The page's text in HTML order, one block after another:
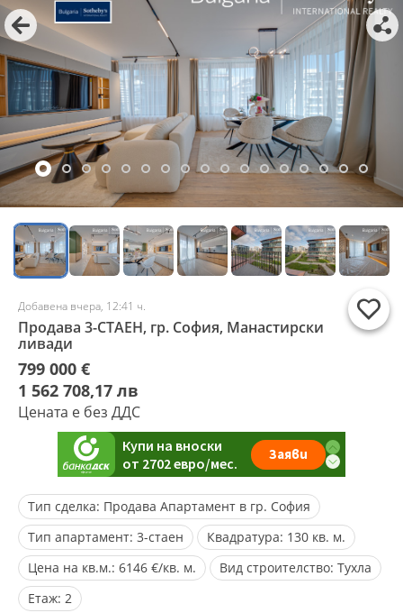
Добавена вчера, 12:41 ч.
Продава 3-СТАЕН, гр. София, Манастирски
ливади
799 000 €
1 562 708,17 лв
Цената е без ДДС
Тип сделка: Продава Апартамент в гр. София
Тип апартамент: 3-стаен Квадратура: 130 кв. м.
Цена на кв.м.: 6146 €/кв. м. Вид строителство: Тухла
Eтаж: 2